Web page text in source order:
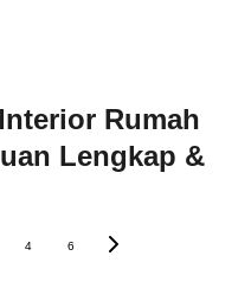
Rumah
Lengkap &
4 6